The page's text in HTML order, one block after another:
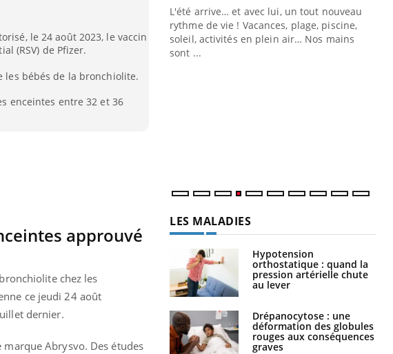
le 24 août 2023, le vaccin
(RSV) de Pfizer.
les bébés de la bronchiolite.
enceintes entre 32 et 36
approuvé
chez les
ce jeudi 24 août
dernier.
marque Abrysvo. Des études
parfois chez les soignants.
L'été arrive… et avec lui, un tout nouveau
rythme de vie ! Vacances, plage, piscine,
soleil, activités en plein air… Nos mains
sont ...
LES MALADIES
Hypotension
orthostatique : quand la
pression artérielle chute
au lever
Drépanocytose : une
déformation des globules
rouges aux conséquences
graves